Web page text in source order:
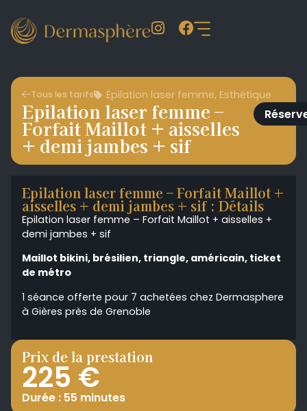
Tous les tarifs Épilation laser femme, Esthétique
Epilation laser femme –
Forfait Maillot + aisselles
+ demi jambes + sif
Epilation laser femme – Forfait Maillot +
aisselles + demi jambes + sif : Détails
Epilation laser femme – Forfait Maillot + aisselles +
demi jambes + sif
Maillot bikini, brésilien, triangle, américain, ticket
de métro
1 séance offerte pour 7 achetées chez Dermasphere
à Gières près de Grenoble
Prix de la prestation
225 €
Durée : 55 minutes